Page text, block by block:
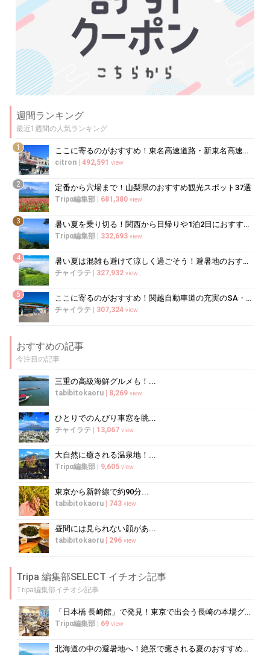
週間ランキング
最近1週間の人気ランキング
1 ここに寄るのがおすすめ！東名高速道路・新東名高速道路の充実のSA・PA10選
citron 492,591 view
2 定番から穴場まで！山梨県のおすすめ観光スポット37選
Tripα編集部 681,380 view
3 暑い夏を乗り切る！関西から日帰りや1泊2日におすすめの避暑地10選
Tripα編集部 332,693 view
4 暑い夏は混雑も避けて涼しく過ごそう！避暑地のおすすめ穴場スポット10選
チャイラテ 327,932 view
5 ここに寄るのがおすすめ！関越自動車道の充実のSA・PA5選
チャイラテ 307,324 view
おすすめの記事
今注目の記事
三重の高級海鮮グルメも！...
tabibitokaoru 8,269 view
ひとりでのんびり車窓を眺...
チャイラテ 13,067 view
大自然に癒される温泉地！...
Tripα編集部 9,605 view
東京から新幹線で約90分...
tabibitokaoru 743 view
昼間には見られない顔があ...
tabibitokaoru 296 view
Tripa 編集部SELECT イチオシ記事
Tripa編集部イチオシ記事
「日本橋 長崎館」で発見！東京で出会う長崎の本場グルメ＆名産品巡り
Tripα編集部 69 view
北海道の中の避暑地へ！絶景で癒される夏のおすすめスポット10選